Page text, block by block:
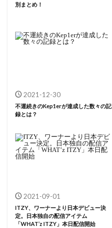
別まとめ！
2021-12-30
不運続きのKep1erが達成した数々の記
録とは？
2021-09-01
ITZY、ワーナーより日本デビュー決
定。日本独自の配信アイテム
「WHAT’z ITZY」本日配信開始